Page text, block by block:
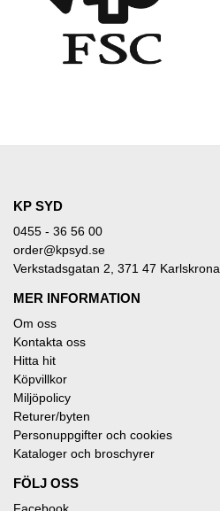
KP SYD
0455 - 36 56 00
order@kpsyd.se
Verkstadsgatan 2, 371 47 Karlskrona
MER INFORMATION
Om oss
Kontakta oss
Hitta hit
Köpvillkor
Miljöpolicy
Returer/byten
Personuppgifter och cookies
Kataloger och broschyrer
FÖLJ OSS